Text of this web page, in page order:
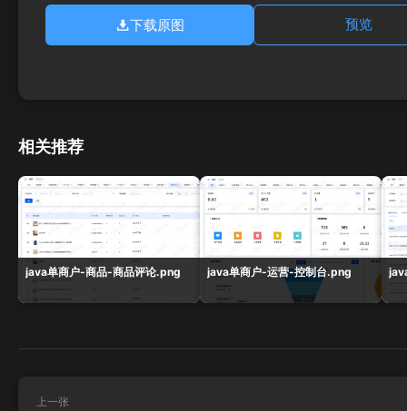
下载原图 预览
相关推荐
java单商户-商品-商品评论.png java单商户-运营-控制台.png
上一张